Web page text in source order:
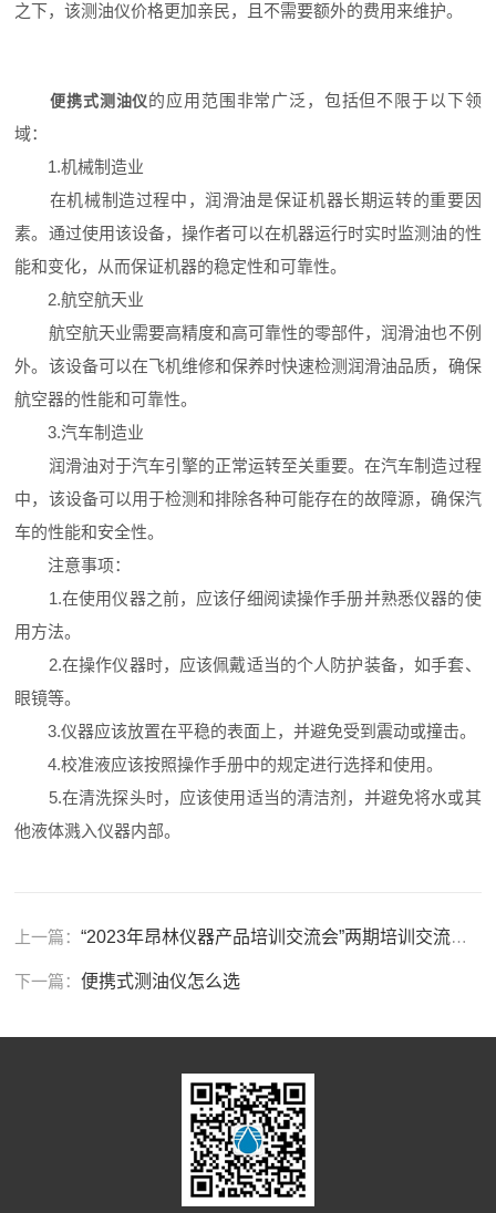
之下，该测油仪价格更加亲民，且不需要额外的费用来维护。
便携式测油仪的应用范围非常广泛，包括但不限于以下领
域：
1.机械制造业
在机械制造过程中，润滑油是保证机器长期运转的重要因
素。通过使用该设备，操作者可以在机器运行时实时监测油的性
能和变化，从而保证机器的稳定性和可靠性。
2.航空航天业
航空航天业需要高精度和高可靠性的零部件，润滑油也不例
外。该设备可以在飞机维修和保养时快速检测润滑油品质，确保
航空器的性能和可靠性。
3.汽车制造业
润滑油对于汽车引擎的正常运转至关重要。在汽车制造过程
中，该设备可以用于检测和排除各种可能存在的故障源，确保汽
车的性能和安全性。
注意事项：
1.在使用仪器之前，应该仔细阅读操作手册并熟悉仪器的使
用方法。
2.在操作仪器时，应该佩戴适当的个人防护装备，如手套、
眼镜等。
3.仪器应该放置在平稳的表面上，并避免受到震动或撞击。
4.校准液应该按照操作手册中的规定进行选择和使用。
5.在清洗探头时，应该使用适当的清洁剂，并避免将水或其
他液体溅入仪器内部。
上一篇：“2023年昂林仪器产品培训交流会”两期培训交流活动圆满收官
下一篇：便携式测油仪怎么选